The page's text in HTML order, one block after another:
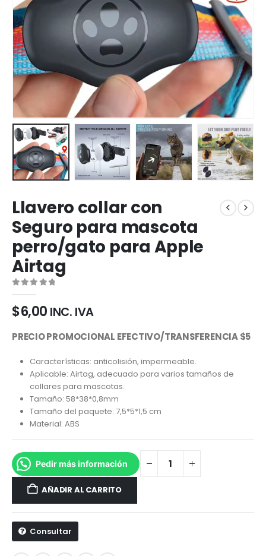
Llavero collar con
Seguro para mascota
perro/gato para Apple
Airtag
0out of 5
$6,00 INC. IVA
PRECIO PROMOCIONAL EFECTIVO/TRANSFERENCIA $5
Características: anticolisión, impermeable.
Aplicable: Airtag, adecuado para varios tamaños de
collares para mascotas.
Tamaño: 58*38*0,8mm
Tamaño del paquete: 7,5*5*1,5 cm
Material: ABS
Pedir más información
AÑADIR AL CARRITO
Consultar